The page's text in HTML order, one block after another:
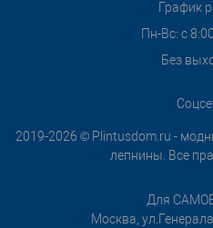
2019-2026 © Plintusdom.ru -
лепнины. Все
Для
Москва,
График
Пн-Вс: с
Без